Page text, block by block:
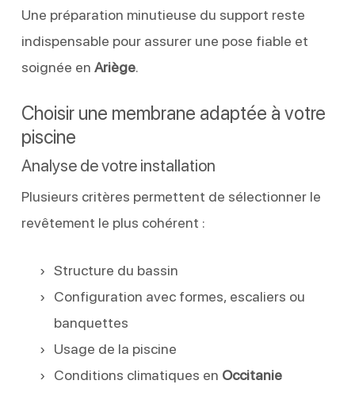
Une préparation minutieuse du support reste
indispensable pour assurer une pose fiable et
soignée en Ariège.
Choisir une membrane adaptée à votre
piscine
Analyse de votre installation
Plusieurs critères permettent de sélectionner le
revêtement le plus cohérent :
Structure du bassin
Configuration avec formes, escaliers ou
banquettes
Usage de la piscine
Conditions climatiques en Occitanie